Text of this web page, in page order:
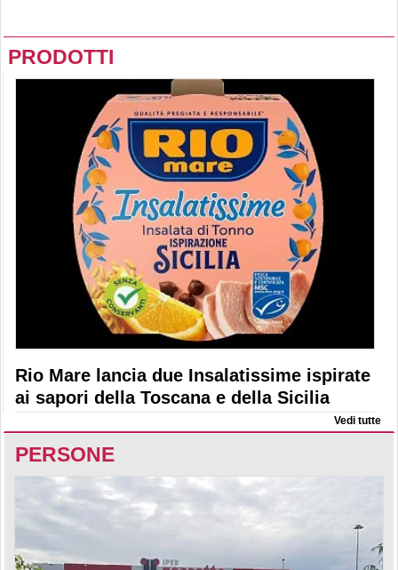
PRODOTTI
Rio Mare lancia due Insalatissime ispirate
ai sapori della Toscana e della Sicilia
Vedi tutte
PERSONE